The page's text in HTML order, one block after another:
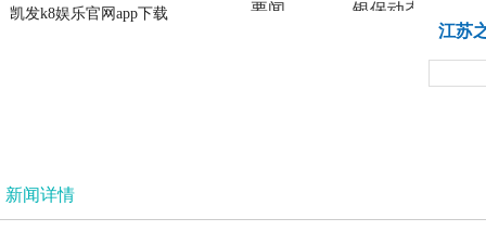
凯发k8娱乐官网app下载
凯发k8娱乐官网app下载
要闻 银保动态
江苏
新闻详情